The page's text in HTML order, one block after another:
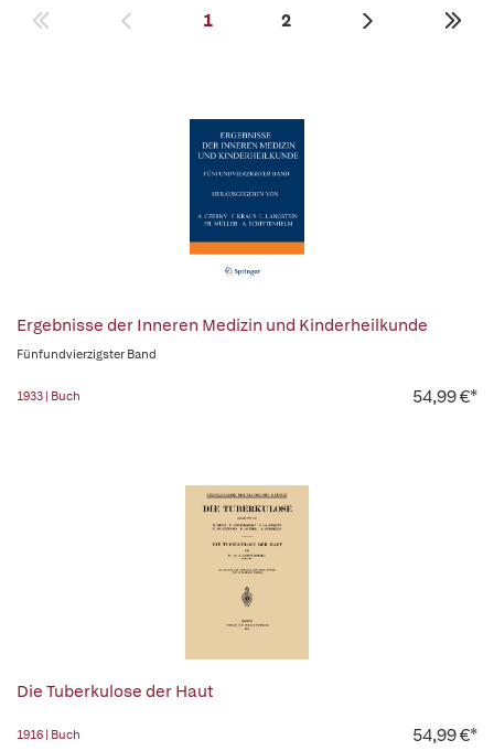
1 2
Ergebnisse der Inneren Medizin und Kinderheilkunde
Fünfundvierzigster Band
1933 | Buch 54,99 €*
Die Tuberkulose der Haut
1916 | Buch 54,99 €*